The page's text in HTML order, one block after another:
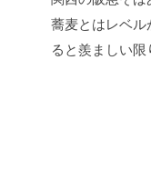
蕎麦とはレベル
ると羨ましい限